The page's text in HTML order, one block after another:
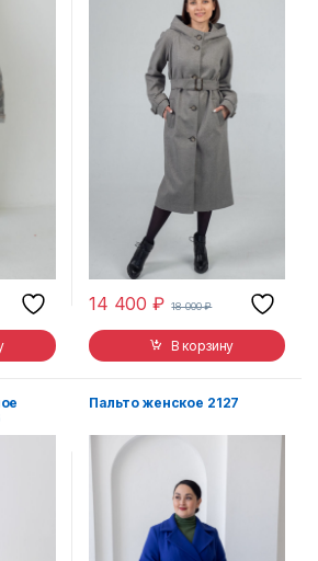
14 400₽ 18 000₽
В корзину
Пальто женское 2127